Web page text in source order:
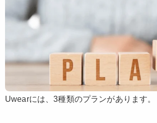
Uwearには、3種類のプランがあります。